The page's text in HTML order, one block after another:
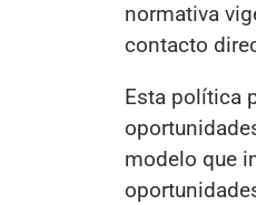
normativa
contacto
Esta política
modelo que